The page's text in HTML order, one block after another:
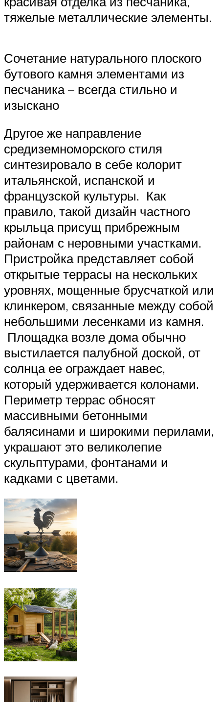
тяжелые металлические элементы.
Сочетание натурального плоского
бутового камня элементами из
песчаника – всегда стильно и
изыскано
Другое же направление
средиземноморского стиля
синтезировало в себе колорит
итальянской, испанской и
французской культуры. Как
правило, такой дизайн частного
крыльца присущ прибрежным
районам с неровными участками.
Пристройка представляет собой
открытые террасы на нескольких
уровнях, мощенные брусчаткой или
клинкером, связанные между собой
небольшими лесенками из камня.
Площадка возле дома обычно
выстилается палубной доской, от
солнца ее ограждает навес,
который удерживается колонами.
Периметр террас обносят
массивными бетонными
балясинами и широкими перилами,
украшают это великолепие
скульптурами, фонтанами и
кадками с цветами.